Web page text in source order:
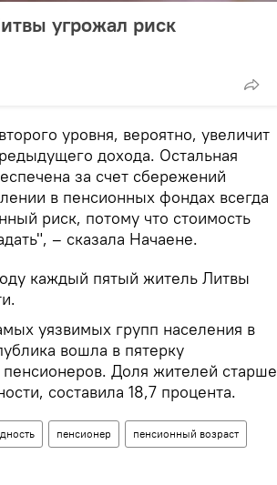
угрожал риск
уровня, вероятно, увеличит
дохода. Остальная
за счет сбережений
в пенсионных фондах всегда
риск, потому что стоимость
– сказала Начаене.
каждый пятый житель Литвы
уязвимых групп населения в
вошла в пятерку
Доля жителей старше
составила 18,7 процента.
пенсионер пенсионный возраст